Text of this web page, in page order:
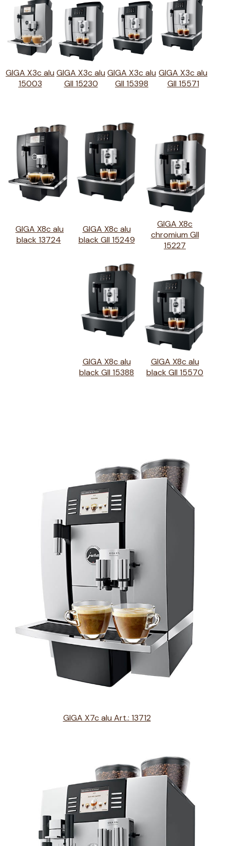
GIGA X3c alu
15003
GIGA X3c alu
GII 15230
GIGA X3c alu
GII 15398
GIGA X3c alu
GII 15571
GIGA X8c alu
black 13724
GIGA X8c alu
black GII 15249
GIGA X8c
chromium GII
15227
GIGA X8c alu
black GII 15388
GIGA X8c alu
black GII 15570
GIGA X7c alu Art.: 13712